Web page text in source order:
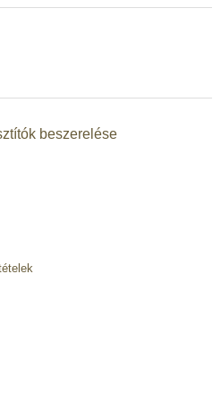
beszerelése